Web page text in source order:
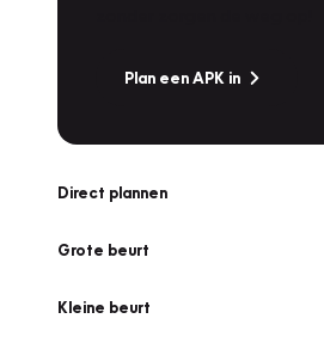
Plan een APK in
Direct plannen
Grote beurt
Kleine beurt